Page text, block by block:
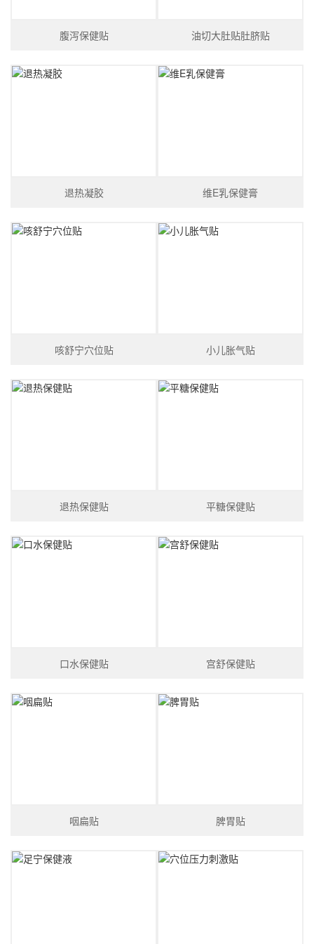
腹泻保健贴 油切大肚贴肚脐贴
退热凝胶 维E乳保健膏
咳舒宁穴位贴 小儿胀气贴
退热保健贴 平糖保健贴
口水保健贴 宫舒保健贴
咽扁贴 脾胃贴